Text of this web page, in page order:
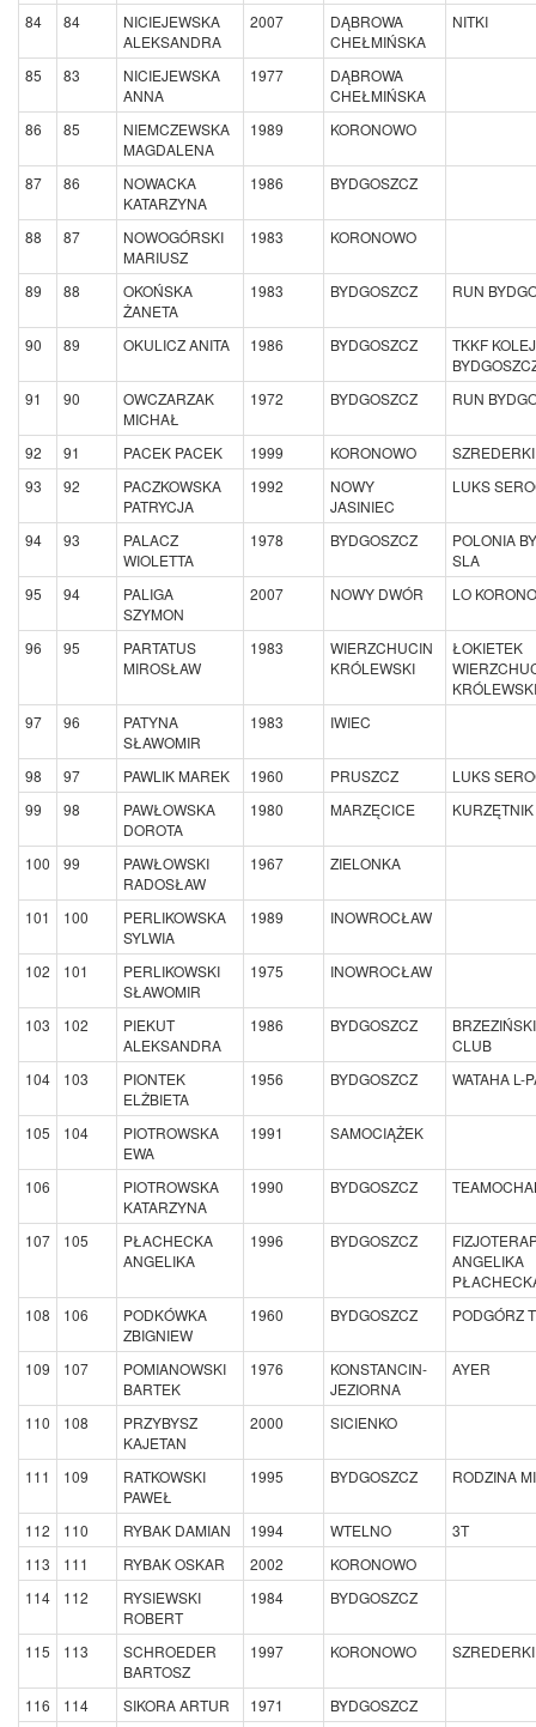
84
84
NICIEJEWSKA
ALEKSANDRA
2007
DĄBROWA
CHEŁMIŃSKA
NITKI
85 83
NICIEJEWSKA
ANNA
1977
DĄBROWA
CHEŁMIŃSKA
86
85
NIEMCZEWSKA
MAGDALENA
1989 KORONOWO
87 86
NOWACKA
KATARZYNA
1986 BYDGOSZCZ
88 87
NOWOGÓRSKI
MARIUSZ
1983 KORONOWO
89 88
OKOŃSKA
ŻANETA
1983 BYDGOSZCZ RUN
90 89 OKULICZ ANITA 1986 BYDGOSZCZ
TKKF
91
90
OWCZARZAK
MICHAŁ
1972 BYDGOSZCZ RUN
92 91 PACEK PACEK 1999 KORONOWO
SZREDERKI
93
92
PACZKOWSKA
PATRYCJA
1992
NOWY
JASINIEC
LUKS
94 93
PALACZ
WIOLETTA
1978 BYDGOSZCZ
POLONIA
SLA
95
94
PALIGA
SZYMON
2007 NOWY DWÓR LO
96 95
PARTATUS
MIROSŁAW
1983
WIERZCHUCIN
KRÓLEWSKI
ŁOKIETEK
KRÓLEWSKI
97
96
PATYNA
SŁAWOMIR
1983 IWIEC
98 97 PAWLIK MAREK 1960 PRUSZCZ
LUKS
99
98
PAWŁOWSKA
DOROTA
1980 MARZĘCICE
100 99
PAWŁOWSKI
RADOSŁAW
1967 ZIELONKA
101 100
PERLIKOWSKA
SYLWIA
1989 INOWROCŁAW
102 101
PERLIKOWSKI
SŁAWOMIR
1975 INOWROCŁAW
103 102
PIEKUT
ALEKSANDRA
1986 BYDGOSZCZ
CLUB
104
103
PIONTEK
ELŻBIETA
1956 BYDGOSZCZ WATAHA L-
105 104
PIOTROWSKA
EWA
1991 SAMOCIĄŻEK
106
PIOTROWSKA
KATARZYNA
1990 BYDGOSZCZ
107 105
PŁACHECKA
ANGELIKA
1996 BYDGOSZCZ
ANGELIKA
108
106
PODKÓWKA
ZBIGNIEW
1960 BYDGOSZCZ PODGÓRZ
109 107
POMIANOWSKI
BARTEK
1976
KONSTANCIN-
JEZIORNA
AYER
110 108
PRZYBYSZ
KAJETAN
2000 SICIENKO
111 109
RATKOWSKI
PAWEŁ
1995 BYDGOSZCZ RODZINA
112 110 RYBAK DAMIAN 1994 WTELNO
3T
113
111 RYBAK OSKAR 2002
KORONOWO
114
112
RYSIEWSKI
ROBERT
1984 BYDGOSZCZ
115 113
SCHROEDER
BARTOSZ
1997 KORONOWO SZREDERKI
116 114 SIKORA ARTUR 1971
BYDGOSZCZ